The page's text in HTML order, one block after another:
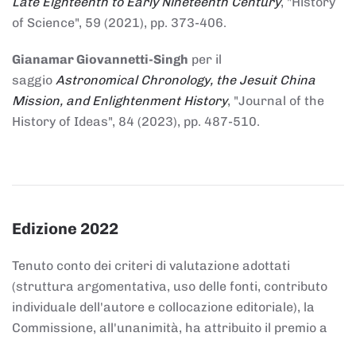
of Science", 59 (2021), pp. 373-406.
Gianamar Giovannetti-Singh per il
saggio Astronomical Chronology, the Jesuit China
Mission, and Enlightenment History, "Journal of the
History of Ideas", 84 (2023), pp. 487-510.
Edizione 2022
Tenuto conto dei criteri di valutazione adottati
(struttura argomentativa, uso delle fonti, contributo
individuale dell'autore e collocazione editoriale), la
Commissione, all'unanimità, ha attribuito il premio a